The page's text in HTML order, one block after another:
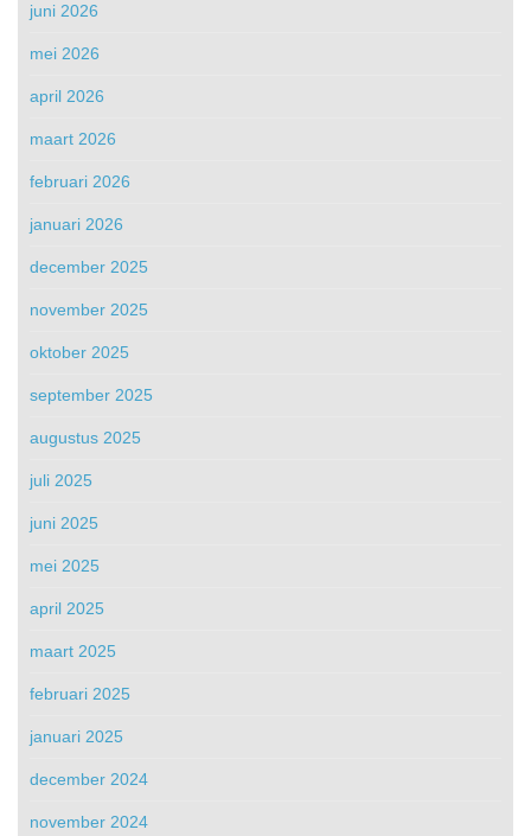
juni 2026
mei 2026
april 2026
maart 2026
februari 2026
januari 2026
december 2025
november 2025
oktober 2025
september 2025
augustus 2025
juli 2025
juni 2025
mei 2025
april 2025
maart 2025
februari 2025
januari 2025
december 2024
november 2024